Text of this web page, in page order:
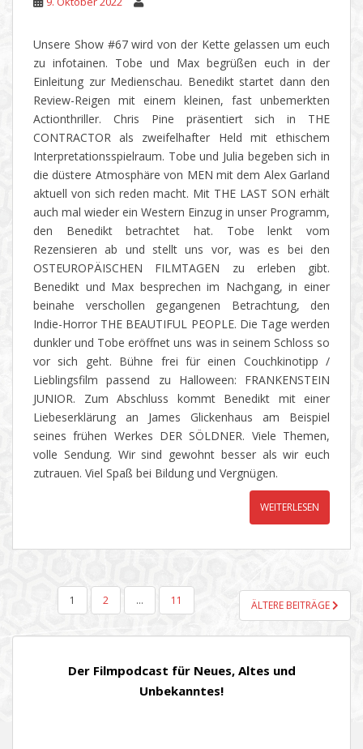
Unsere Show #67 wird von der Kette gelassen um euch
zu infotainen. Tobe und Max begrüßen euch in der
Einleitung zur Medienschau. Benedikt startet dann den
Review-Reigen mit einem kleinen, fast unbemerkten
Actionthriller. Chris Pine präsentiert sich in THE
CONTRACTOR als zweifelhafter Held mit ethischem
Interpretationsspielraum. Tobe und Julia begeben sich in
die düstere Atmosphäre von MEN mit dem Alex Garland
aktuell von sich reden macht. Mit THE LAST SON erhält
auch mal wieder ein Western Einzug in unser Programm,
den Benedikt betrachtet hat. Tobe lenkt vom
Rezensieren ab und stellt uns vor, was es bei den
OSTEUROPÄISCHEN FILMTAGEN zu erleben gibt.
Benedikt und Max besprechen im Nachgang, in einer
beinahe verschollen gegangenen Betrachtung, den
Indie-Horror THE BEAUTIFUL PEOPLE. Die Tage werden
dunkler und Tobe eröffnet uns was in seinem Schloss so
vor sich geht. Bühne frei für einen Couchkinotipp /
Lieblingsfilm passend zu Halloween: FRANKENSTEIN
JUNIOR. Zum Abschluss kommt Benedikt mit einer
Liebeserklärung an James Glickenhaus am Beispiel
seines frühen Werkes DER SÖLDNER. Viele Themen,
volle Sendung. Wir sind gewohnt besser als wir euch
zutrauen. Viel Spaß bei Bildung und Vergnügen.
WEITERLESEN
SEITENNUMMERIERUNG
BEITRÄGE
1 2 … 11 ÄLTERE BEITRÄGE
Der Filmpodcast für Neues, Altes und
Unbekanntes!